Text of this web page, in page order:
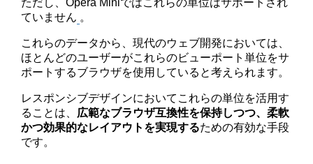
ただし、Opera Miniではこれらの単位はサポートされ
ていません​ ​。
これらのデータから、現代のウェブ開発においては、
ほとんどのユーザーがこれらのビューポート単位をサ
ポートするブラウザを使用していると考えられます。
レスポンシブデザインにおいてこれらの単位を活用す
ることは、 広範なブラウザ互換性を保持しつつ、柔軟
かつ効果的なレイアウトを実現するための有効な手段
です。